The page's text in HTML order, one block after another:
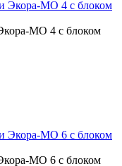
МО 4 с блоком
МО 6 с блоком